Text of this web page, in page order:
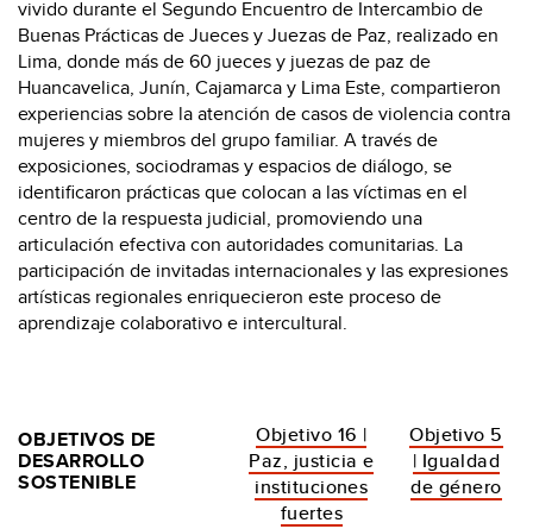
vivido durante el Segundo Encuentro de Intercambio de
Buenas Prácticas de Jueces y Juezas de Paz, realizado en
Lima, donde más de 60 jueces y juezas de paz de
Huancavelica, Junín, Cajamarca y Lima Este, compartieron
experiencias sobre la atención de casos de violencia contra
mujeres y miembros del grupo familiar. A través de
exposiciones, sociodramas y espacios de diálogo, se
identificaron prácticas que colocan a las víctimas en el
centro de la respuesta judicial, promoviendo una
articulación efectiva con autoridades comunitarias. La
participación de invitadas internacionales y las expresiones
artísticas regionales enriquecieron este proceso de
aprendizaje colaborativo e intercultural.
OBJETIVOS DE
DESARROLLO
SOSTENIBLE
Objetivo 16 |
Paz, justicia e
instituciones
fuertes
Objetivo 5
| Igualdad
de género